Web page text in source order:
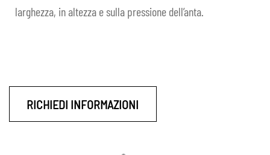
larghezza, in altezza e sulla pressione dell’anta.
RICHIEDI INFORMAZIONI